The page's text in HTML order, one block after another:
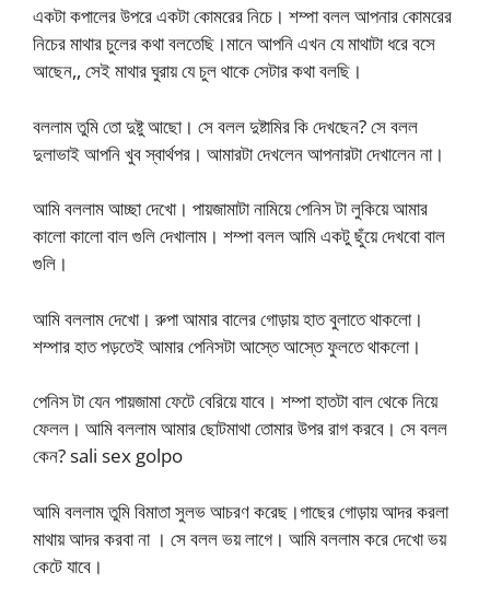
একটা কপালের উপরে একটা কোমরের নিচে। শম্পা বলল আপনার কোমরের
নিচের মাথার চুলের কথা বলতেছি।মানে আপনি এখন যে মাথাটা ধরে বসে
আছেন,, সেই মাথার ঘুরায় যে চুল থাকে সেটার কথা বলছি।
বললাম তুমি তো দুষ্টু আছো। সে বলল দুষ্টামির কি দেখছেন? সে বলল
দুলাভাই আপনি খুব স্বার্থপর। আমারটা দেখলেন আপনারটা দেখালেন না।
আমি বললাম আচ্ছা দেখো। পায়জামাটা নামিয়ে পেনিস টা লুকিয়ে আমার
কালো কালো বাল গুলি দেখালাম। শম্পা বলল আমি একটু ছুঁয়ে দেখবো বাল
গুলি।
আমি বললাম দেখো। রুপা আমার বালের গোড়ায় হাত বুলাতে থাকলো।
শম্পার হাত পড়তেই আমার পেনিসটা আস্তে আস্তে ফুলতে থাকলো।
পেনিস টা যেন পায়জামা ফেটে বেরিয়ে যাবে। শম্পা হাতটা বাল থেকে নিয়ে
ফেলল। আমি বললাম আমার ছোটমাথা তোমার উপর রাগ করবে। সে বলল
কেন? sali sex golpo
আমি বললাম তুমি বিমাতা সুলভ আচরণ করেছ।গাছের গোড়ায় আদর করলা
মাথায় আদর করবা না । সে বলল ভয় লাগে। আমি বললাম করে দেখো ভয়
কেটে যাবে।